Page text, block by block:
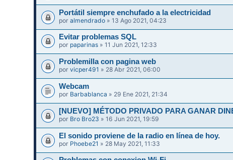
Portátil siempre enchufado a la electricidad
poralmendrado » 13 Ago 2021, 04:23
Evitar problemas SQL
por paparinas » 11 Jun 2021, 12:33
Problemilla con pagina web
porvicper491 » 28 Abr 2021, 06:00
Webcam
por Barbablanca » 29 Ene 2021, 21:34
[NUEVO] MÉTODO PRIVADO PARA GANAR
por Bro Bro23 » 16 Jun 2021, 19:59
El sonido proviene de la radio en línea de hoy.
por Phoebe21 » 28 May 2021, 11:33